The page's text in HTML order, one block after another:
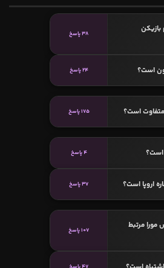
38 پاسخ
است؟ 24 پاسخ
متفاوت است؟ 175 پاسخ
است؟ 4 پاسخ
اروپا است؟ 37 پاسخ
مورا مرتبط
107 پاسخ